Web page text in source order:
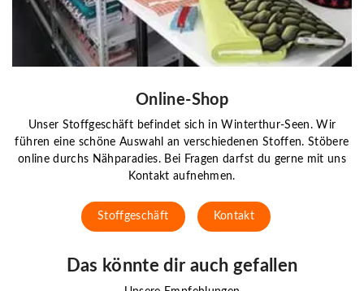
Online-Shop
Unser Stoffgeschäft befindet sich in Winterthur-Seen. Wir
führen eine schöne Auswahl an verschiedenen Stoffen. Stöbere
online durchs Nähparadies. Bei Fragen darfst du gerne mit uns
Kontakt aufnehmen.
Stoffgeschäft Kontakt
Das könnte dir auch gefallen